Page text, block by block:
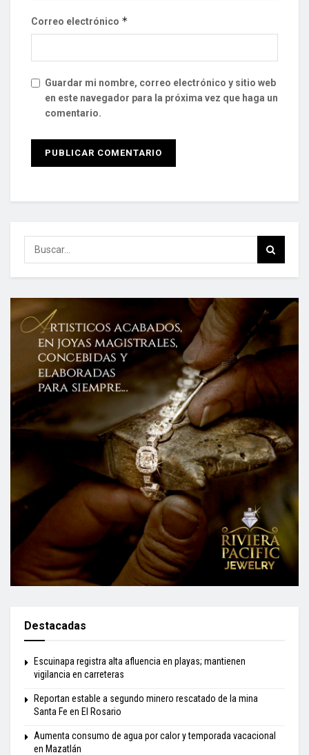
Correo electrónico *
Guardar mi nombre, correo electrónico y sitio web
en este navegador para la próxima vez que haga un
comentario.
Destacadas
Escuinapa registra alta afluencia en playas; mantienen
vigilancia en carreteras
Reportan estable a segundo minero rescatado de la mina
Santa Fe en El Rosario
Aumenta consumo de agua por calor y temporada vacacional
en Mazatlán